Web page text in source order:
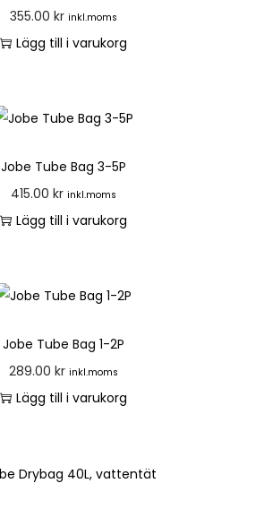
355.00 kr inkl.moms
Lägg till i varukorg
Jobe Tube Bag 3-5P
415.00 kr inkl.moms
Lägg till i varukorg
Jobe Tube Bag 1-2P
289.00 kr inkl.moms
Lägg till i varukorg